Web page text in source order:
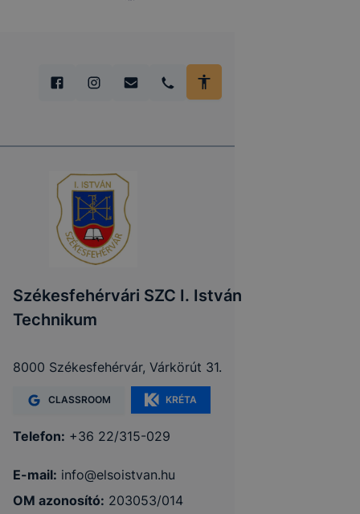
Székesfehérvári SZC I. István
Technikum
8000 Székesfehérvár, Várkörút 31.
CLASSROOM KRÉTA
Telefon: +36 22/315-029
E-mail: info@elsoistvan.hu
OM azonosító: 203053/014